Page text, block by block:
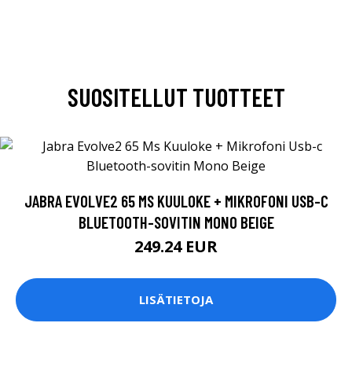
SUOSITELLUT TUOTTEET
JABRA EVOLVE2 65 MS KUULOKE + MIKROFONI USB-C
BLUETOOTH-SOVITIN MONO BEIGE
249.24 EUR
LISÄTIETOJA